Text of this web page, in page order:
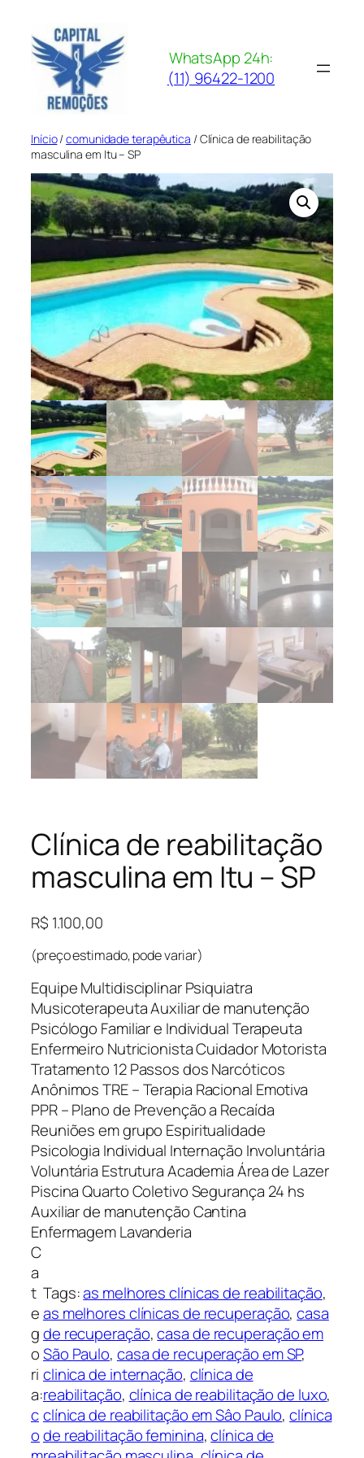
para
conteúdo
WhatsApp 24h:
(11) 96422-1200
Início/comunidade terapêutica / Clínica de reabilitação
masculina em Itu – SP
Clínica de reabilitação
masculina em Itu – SP
R$ 1.100,00
(preço estimado, pode variar)
Equipe Multidisciplinar Psiquiatra
Musicoterapeuta Auxiliar de manutenção
Psicólogo Familiar e Individual Terapeuta
Enfermeiro Nutricionista Cuidador Motorista
Tratamento 12 Passos dos Narcóticos
Anônimos TRE – Terapia Racional Emotiva
PPR – Plano de Prevenção a Recaída
Reuniões em grupo Espiritualidade
Psicologia Individual Internação Involuntária
Voluntária Estrutura Academia Área de Lazer
Piscina Quarto Coletivo Segurança 24 hs
Auxiliar de manutenção Cantina
Enfermagem Lavanderia
C
a
t
e
g
o
ri
a:
c
o
Tags:as melhores clínicas de reabilitação
as melhores clínicas de recuperação, casa
de recuperação, casa de recuperação em
São Paulo, casa de recuperação em SP
clinica de internação, clínica de
reabilitação, clínica de reabilitação de luxo
clínica de reabilitação em Sâo Paulo, clínica
de reabilitação feminina, clínica de